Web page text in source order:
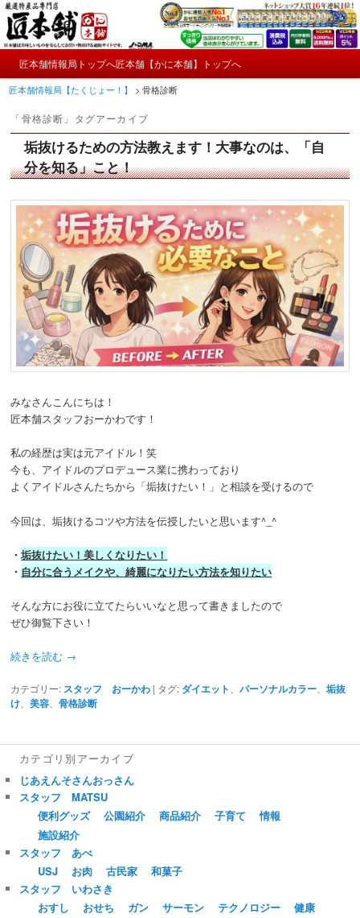
メ
イ
ン
ン
テ
サ
ブ
コ
テ
ン
匠本舗情報局【たくじょー！】
かにやおせちについてのおもしろ情報や興味深い記事をお届けします。
ン
メ
イ
ン
コ
テ
ン
ツ
へ
移
サ
ブ
コ
ン
ン
ツ
へ
移
動
匠本舗情報局トップへ匠本舗【かに本舗】トップへ
匠本舗情報局【たくじょー！】 >骨格診断
「骨格診断 」タグアーカイブ
垢抜けるための方法教えます！大事なのは、「自
分を知る」こと！
みなさんこんにちは！
匠本舗スタッフおーかわです！
私の経歴は実は元アイドル！笑
今も、アイドルのプロデュース業に携わっており
よくアイドルさんたちから「垢抜けたい！」と相談を受けるので
今回は、垢抜けるコツや方法を伝授したいと思います^_^
・垢抜けたい！美しくなりたい！
・ 自分に合うメイクや、綺麗になりたい方法を知りたい
そんな方にお役に立てたらいいなと思って書きましたので
ぜひ御覧下さい！
続きを読む →
カテゴリー: スタッフ おーかわ | タグ: ダイエット 、パーソナルカラー 、垢抜
け 、美容 、骨格診断
カテゴリ別アーカイブ
じあえんそさんおっさん
スタッフ MATSU
便利グッズ
公園紹介 商品紹介 子育て
情報
施設紹介
スタッフ あべ
USJ
お肉 古民家
和菓子
スタッフ いわさき
おすし
おせち ガン サーモン テクノロジー
健康